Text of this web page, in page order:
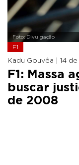
Foto: Divulgação
F1
Kadu Gouvêa | 14
F1: Massa
buscar
de 2008